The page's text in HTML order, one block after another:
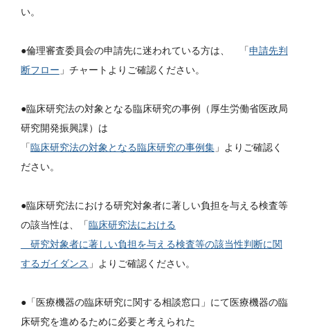
い。
●倫理審査委員会の申請先に迷われている方は、 「申請先判
断フロー 」チャートよりご確認ください。
●臨床研究法の対象となる臨床研究の事例（厚生労働省医政局
研究開発振興課）は
「臨床研究法の対象となる臨床研究の事例集」よりご確認く
ださい。
●臨床研究法における研究対象者に著しい負担を与える検査等
の該当性は、「臨床研究法における
研究対象者に著しい負担を与える検査等の該当性判断に関
するガイダンス 」よりご確認ください。
●「医療機器の臨床研究に関する相談窓口」にて医療機器の臨
床研究を進めるために必要と考えられた